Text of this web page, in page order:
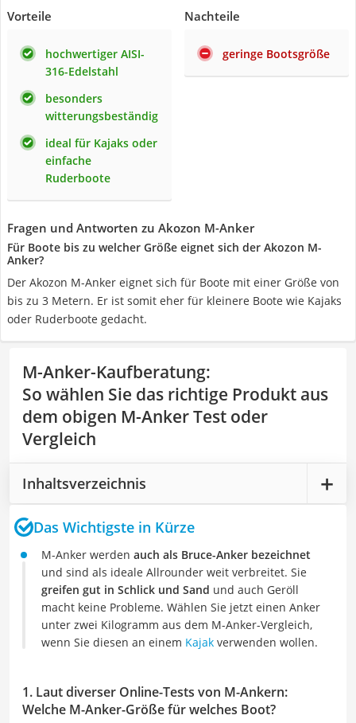
Vorteile
hochwertiger AISI-
316-Edelstahl
besonders
witterungsbeständig
ideal für Kajaks oder
einfache
Ruderboote
Nachteile
geringe Bootsgröße
Fragen und Antworten zu Akozon M-Anker
Für Boote bis zu welcher Größe eignet sich der Akozon M-
Anker?
Der Akozon M-Anker eignet sich für Boote mit einer Größe von
bis zu 3 Metern. Er ist somit eher für kleinere Boote wie Kajaks
oder Ruderboote gedacht.
M-Anker-Kaufberatung:
So wählen Sie das richtige Produkt aus
dem obigen M-Anker Test oder
Vergleich
Inhaltsverzeichnis
Das Wichtigste in Kürze
M-Anker werden auch als Bruce-Anker bezeichnet
und sind als ideale Allrounder weit verbreitet. Sie
greifen gut in Schlick und Sand und auch Geröll
macht keine Probleme. Wählen Sie jetzt einen Anker
unter zwei Kilogramm aus dem M-Anker-Vergleich,
wenn Sie diesen an einem Kajak verwenden wollen.
1. Laut diverser Online-Tests von M-Ankern:
Welche M-Anker-Größe für welches Boot?